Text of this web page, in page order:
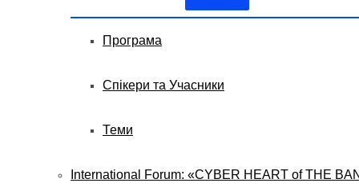
Програма
Спікери та Учасники
Теми
International Forum: «CYBER HEART of THE